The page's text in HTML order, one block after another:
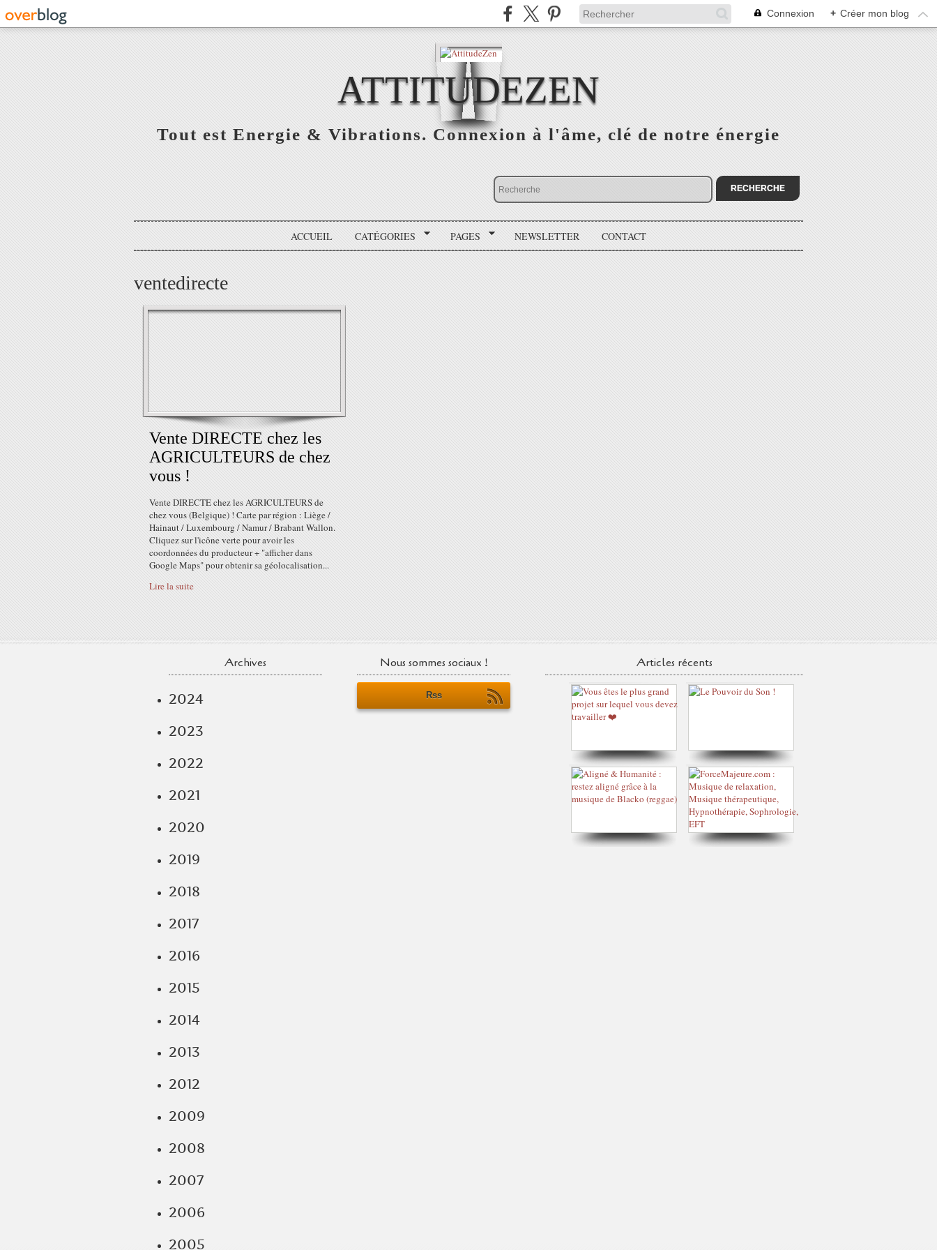
Connexion + Créer mon blog
ATTITUDEZEN
Tout est Energie & Vibrations. Connexion à l'âme, clé de notre énergie
ACCUEIL CATÉGORIES PAGES NEWSLETTER CONTACT
ventedirecte
Vente DIRECTE chez les
AGRICULTEURS de chez
vous !
Vente DIRECTE chez les AGRICULTEURS de
chez vous (Belgique) ! Carte par région : Liège /
Hainaut / Luxembourg / Namur / Brabant Wallon.
Cliquez sur l'icône verte pour avoir les
coordonnées du producteur + "afficher dans
Google Maps" pour obtenir sa géolocalisation...
Lire la suite
Archives
2024
2023
2022
2021
2020
2019
2018
2017
2016
2015
2014
2013
2012
2009
2008
2007
2006
2005
Nous sommes sociaux !
Rss
Articles récents